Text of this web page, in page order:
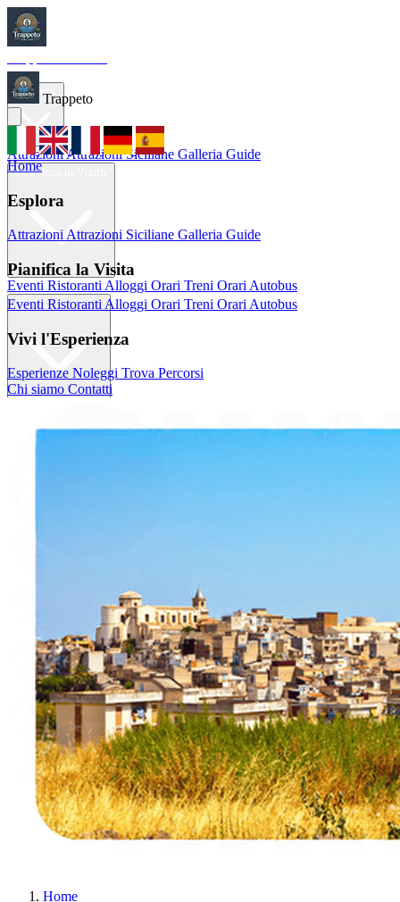
Home
AttrazioniAttrazioni Siciliane Galleria Guide
Eventi Ristoranti Alloggi Orari Treni Orari Autobus
Chi siamoContatti
Français
Trappeto
Home
Esplora
AttrazioniAttrazioni Siciliane Galleria Guide
Pianifica la Visita
Eventi Ristoranti Alloggi Orari Treni Orari Autobus
Vivi l'Esperienza
Esperienze Noleggi Trova Percorsi
Chi siamo Contatti
Home